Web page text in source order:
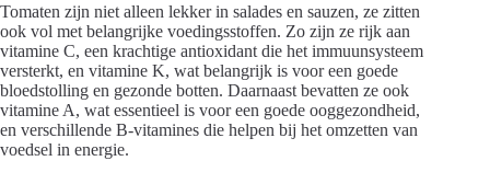
Tomaten zijn niet alleen lekker in salades en sauzen, ze zitten
ook vol met belangrijke voedingsstoffen. Zo zijn ze rijk aan
vitamine C, een krachtige antioxidant die het immuunsysteem
versterkt, en vitamine K, wat belangrijk is voor een goede
bloedstolling en gezonde botten. Daarnaast bevatten ze ook
vitamine A, wat essentieel is voor een goede ooggezondheid,
en verschillende B-vitamines die helpen bij het omzetten van
voedsel in energie.